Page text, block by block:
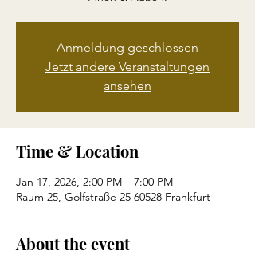
Anmeldung geschlossen
Jetzt andere Veranstaltungen
ansehen
Time & Location
Jan 17, 2026, 2:00 PM – 7:00 PM
Raum 25, Golfstraße 25 60528 Frankfurt
About the event